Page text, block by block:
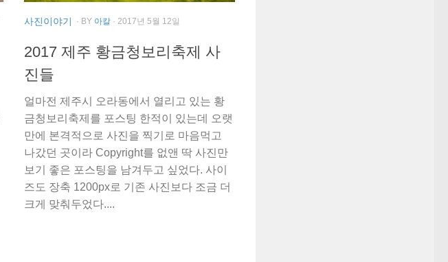
사진이야기 · BY 아칼 · 2017년 5월 12일
2017 제주 황금청보리축제 사
진들
얼마전 제주시 오라동에서 열리고 있는 황
금청보리축제를 포스팅 한적이 있는데 오랫
만에 본격적으로 사진을 찍기로 마음먹고
나갔던 곳이라 Copyright를 없앤 딱 사진만
보기 좋은 포스팅을 남겨두고 싶었다. 사이
즈도 장축 1200px로 기존 사진보다 조금 더
크게 맞춰두었다....